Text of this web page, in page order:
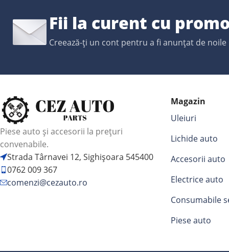
Fii la curent cu
Creează-ți un cont pentru a fi anunțat de
Piese auto și accesorii la prețuri
convenabile.
Strada Târnavei 12, Sighișoara 545400
0762 009 367
comenzi@cezauto.ro
Magazin
Uleiuri
Lichide auto
Accesorii auto
Electrice auto
Consumabile
Piese auto